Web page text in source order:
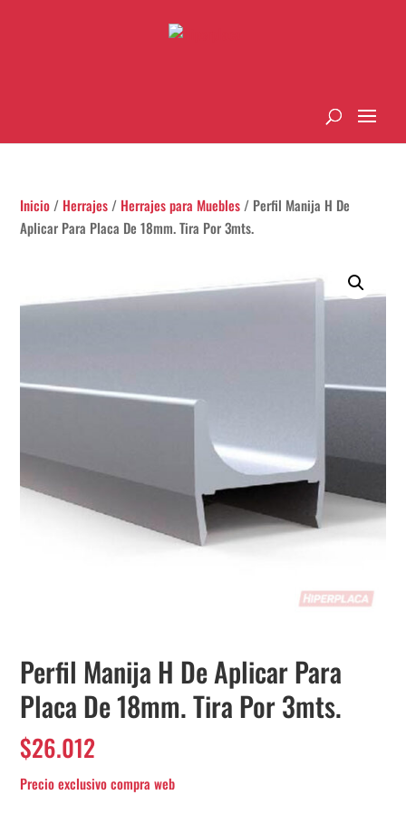
Inicio / Herrajes / Herrajes para Muebles / Perfil Manija H De
Aplicar Para Placa De 18mm. Tira Por 3mts.
Perfil Manija H De Aplicar Para
Placa De 18mm. Tira Por 3mts.
$26.012